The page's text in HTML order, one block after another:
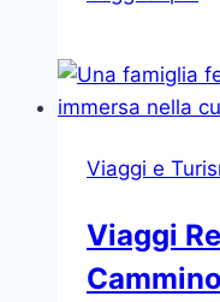
e
Viaggi e
Viaggi